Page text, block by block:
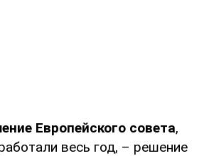
Европейского совета,
весь год, – решение